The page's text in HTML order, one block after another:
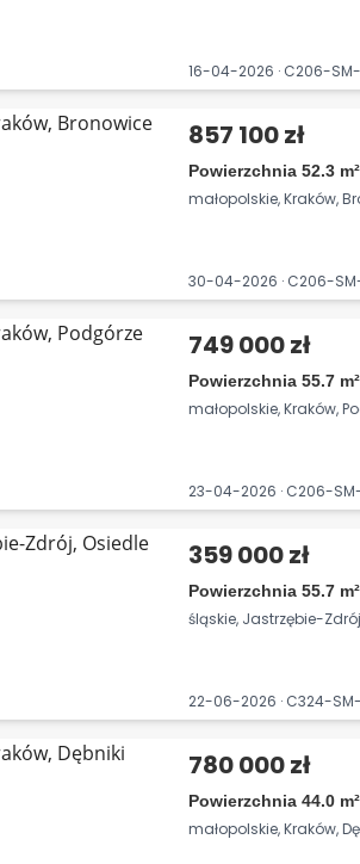
16-04-2026 · C206-
857 100 zł
Powierzchnia 52.3
małopolskie, Kraków,
30-04-2026 · C206-
749 000 zł
Powierzchnia 55.7
małopolskie, Kraków,
23-04-2026 · C206-
359 000 zł
Powierzchnia 55.7
śląskie, Jastrzębie-
22-06-2026 · C324-
780 000 zł
Powierzchnia 44.0
małopolskie, Kraków,